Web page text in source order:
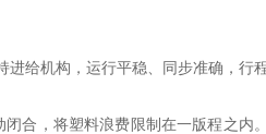
进给机构，运行平稳、同步准确，行
闭合，将塑料浪费限制在一版程之内